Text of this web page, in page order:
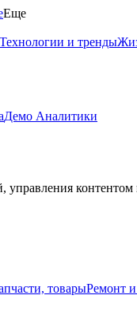
Еще
Технологии и тренды
Демо Аналитики
управления
товарыРемонт